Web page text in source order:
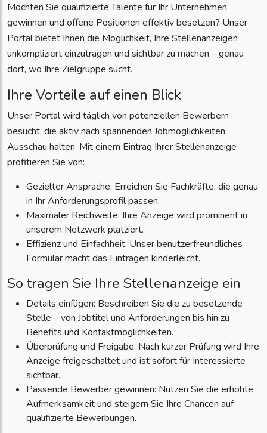
Möchten Sie qualifizierte Talente für Ihr Unternehmen
gewinnen und offene Positionen effektiv besetzen? Unser
Portal bietet Ihnen die Möglichkeit, Ihre Stellenanzeigen
unkompliziert einzutragen und sichtbar zu machen – genau
dort, wo Ihre Zielgruppe sucht.
Ihre Vorteile auf einen Blick
Unser Portal wird täglich von potenziellen Bewerbern
besucht, die aktiv nach spannenden Jobmöglichkeiten
Ausschau halten. Mit einem Eintrag Ihrer Stellenanzeige
profitieren Sie von:
Gezielter Ansprache: Erreichen Sie Fachkräfte, die genau
in Ihr Anforderungsprofil passen.
Maximaler Reichweite: Ihre Anzeige wird prominent in
unserem Netzwerk platziert.
Effizienz und Einfachheit: Unser benutzerfreundliches
Formular macht das Eintragen kinderleicht.
So tragen Sie Ihre Stellenanzeige ein
Details einfügen: Beschreiben Sie die zu besetzende
Stelle – von Jobtitel und Anforderungen bis hin zu
Benefits und Kontaktmöglichkeiten.
Überprüfung und Freigabe: Nach kurzer Prüfung wird Ihre
Anzeige freigeschaltet und ist sofort für Interessierte
sichtbar.
Passende Bewerber gewinnen: Nutzen Sie die erhöhte
Aufmerksamkeit und steigern Sie Ihre Chancen auf
qualifizierte Bewerbungen.